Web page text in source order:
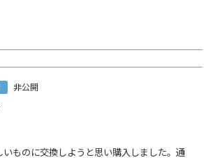
外寸：高さ12.5cm、幅20cm、マチ2cm ／ 内寸：
ｇ ／ ※外寸は口金を含みます。※内寸は口金を含み
表地：ポリエステル100％、裏地：ナイロン100％
非公開
いものに交換しようと思い購入しました。通